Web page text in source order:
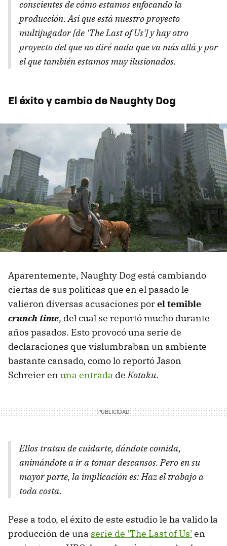
conscientes de cómo estamos enfocando la
producción. Así que está nuestro proyecto
multijugador [de 'The Last of Us'] y hay otro
proyecto del que no diré nada que va más allá y por
el que también estamos muy ilusionados.
El éxito y cambio de Naughty Dog
Aparentemente, Naughty Dog está cambiando
ciertas de sus políticas que en el pasado le
valieron diversas acusaciones porel temible
crunch time, del cual se reportó mucho durante
años pasados. Esto provocó una serie de
declaraciones que vislumbraban un ambiente
bastante cansado, como lo reportó Jason
Schreier en una entrada deKotaku.
Ellos tratan de cuidarte, dándote comida,
animándote a ir a tomar descansos. Pero en su
mayor parte, la implicación es: Haz el trabajo a
toda costa.
Pese a todo, el éxito de este estudio le ha valido la
producción de una serie de 'The Last of Us' en